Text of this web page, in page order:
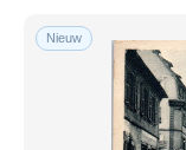
Nieuw